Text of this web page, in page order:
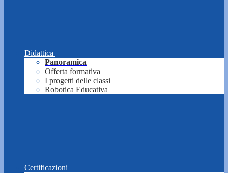
Didattica
Panoramica
Offerta formativa
I progetti delle classi
Robotica Educativa
Certificazioni